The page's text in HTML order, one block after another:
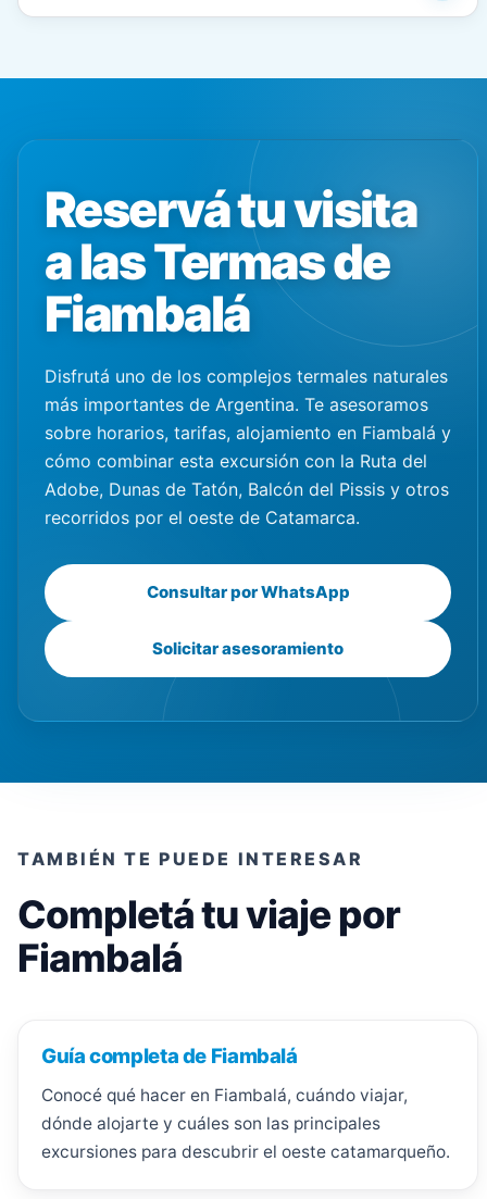
Reservá tu visita
a las Termas de
Fiambalá
Disfrutá uno de los complejos termales naturales
más importantes de Argentina. Te asesoramos
sobre horarios, tarifas, alojamiento en Fiambalá y
cómo combinar esta excursión con la Ruta del
Adobe, Dunas de Tatón, Balcón del Pissis y otros
recorridos por el oeste de Catamarca.
Consultar por WhatsApp
Solicitar asesoramiento
TAMBIÉN TE PUEDE INTERESAR
Completá tu viaje por
Fiambalá
Guía completa de Fiambalá
Conocé qué hacer en Fiambalá, cuándo viajar,
dónde alojarte y cuáles son las principales
excursiones para descubrir el oeste catamarqueño.